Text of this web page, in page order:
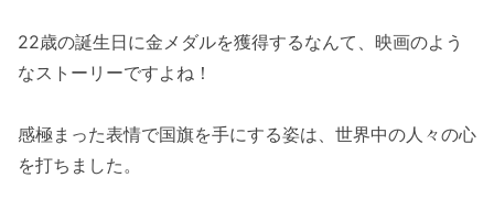
22歳の誕生日に金メダルを獲得するなんて、映画のよう
なストーリーですよね！
感極まった表情で国旗を手にする姿は、世界中の人々の心
を打ちました。